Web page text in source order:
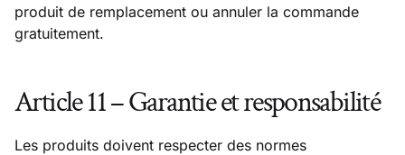
produit de remplacement ou annuler la commande
gratuitement.
Article 11 – Garantie et responsabilité
Les produits doivent respecter des normes